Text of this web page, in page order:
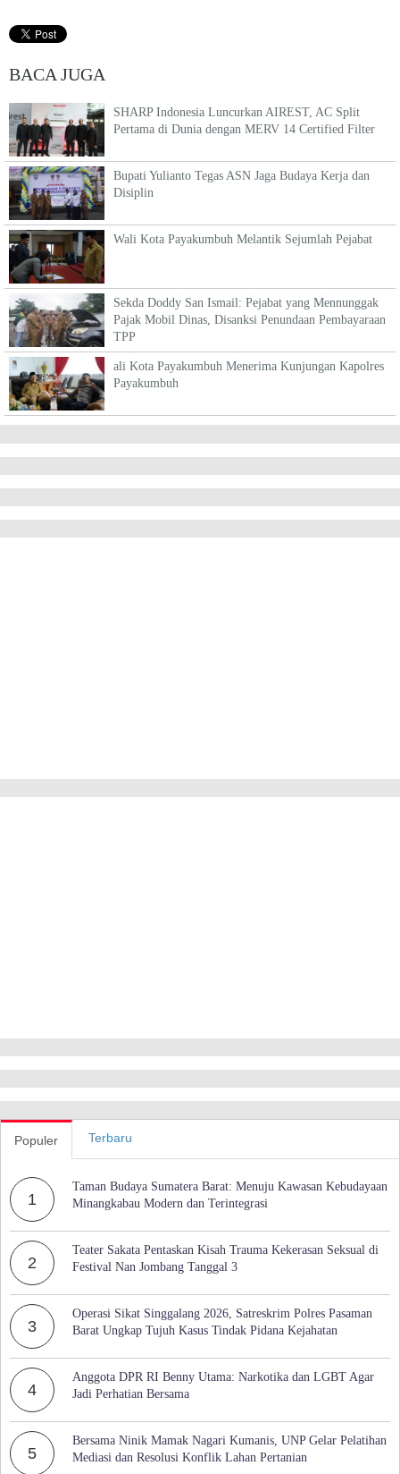
BACA JUGA
SHARP Indonesia Luncurkan AIREST, AC Split
Pertama di Dunia dengan MERV 14 Certified Filter
Bupati Yulianto Tegas ASN Jaga Budaya Kerja dan
Disiplin
Wali Kota Payakumbuh Melantik Sejumlah Pejabat
Sekda Doddy San Ismail: Pejabat yang Mennunggak
Pajak Mobil Dinas, Disanksi Penundaan Pembayaraan
TPP
ali Kota Payakumbuh Menerima Kunjungan Kapolres
Payakumbuh
Populer Terbaru
1
Taman Budaya Sumatera Barat: Menuju Kawasan Kebudayaan
Minangkabau Modern dan Terintegrasi
2
Teater Sakata Pentaskan Kisah Trauma Kekerasan Seksual di
Festival Nan Jombang Tanggal 3
3
Operasi Sikat Singgalang 2026, Satreskrim Polres Pasaman
Barat Ungkap Tujuh Kasus Tindak Pidana Kejahatan
4
Anggota DPR RI Benny Utama: Narkotika dan LGBT Agar
Jadi Perhatian Bersama
5
Bersama Ninik Mamak Nagari Kumanis, UNP Gelar Pelatihan
Mediasi dan Resolusi Konflik Lahan Pertanian